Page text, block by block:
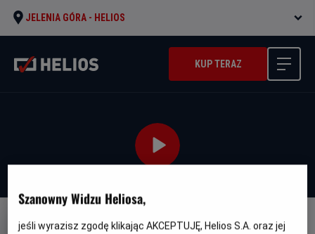
JELENIA GÓRA - HELIOS
KUP TERAZ
WERSJA JĘZYKOWA UA
Szanowny Widzu Heliosa,
jeśli wyrazisz zgodę klikając AKCEPTUJĘ, Helios S.A. oraz jej